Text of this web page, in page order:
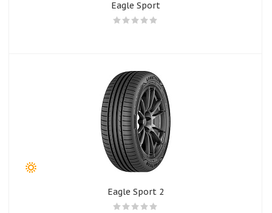
Eagle Sport
Eagle Sport 2